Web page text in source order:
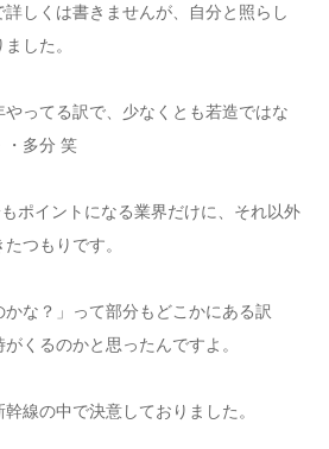
しくは書きませんが、自分と照らし
した。
ってる訳で、少なくとも若造ではな
・多分 笑
ポイントになる業界だけに、それ以外
つもりです。
な？」って部分もどこかにある訳
くるのかと思ったんですよ。
線の中で決意しておりました。